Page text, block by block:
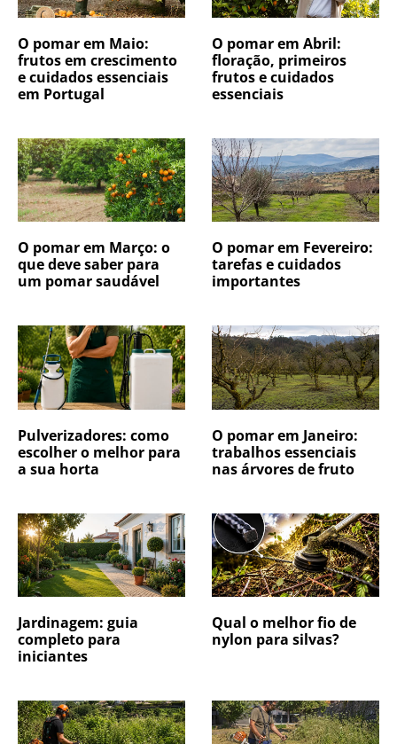
O pomar em Maio:
frutos em crescimento
e cuidados essenciais
em Portugal
O pomar em Abril:
floração, primeiros
frutos e cuidados
essenciais
O pomar em Março: o
que deve saber para
um pomar saudável
O pomar em Fevereiro:
tarefas e cuidados
importantes
Pulverizadores: como
escolher o melhor para
a sua horta
O pomar em Janeiro:
trabalhos essenciais
nas árvores de fruto
Jardinagem: guia
completo para
iniciantes
Qual o melhor fio de
nylon para silvas?